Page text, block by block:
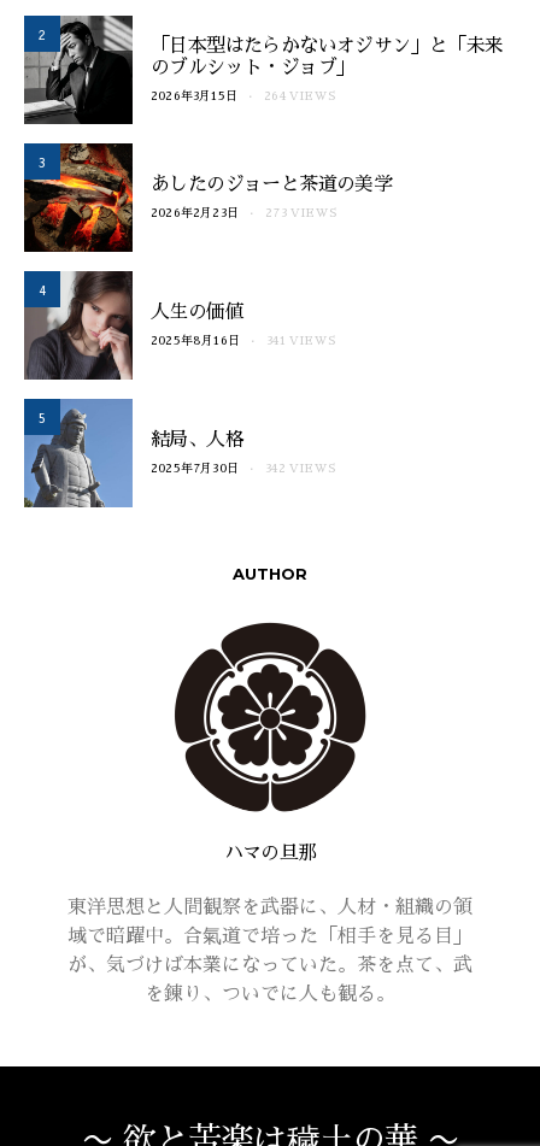
2
「日本型はたらかないオジサン」と「未来
のブルシット・ジョブ」
2026年3月15日 264 VIEWS
3
あしたのジョーと茶道の美学
2026年2月23日 273 VIEWS
4
人生の価値
2025年8月16日 341 VIEWS
5
結局、人格
2025年7月30日 342 VIEWS
AUTHOR
ハマの旦那
東洋思想と人間観察を武器に、人材・組織の領
域で暗躍中。合氣道で培った「相手を見る目」
が、気づけば本業になっていた。茶を点て、武
を錬り、ついでに人も観る。